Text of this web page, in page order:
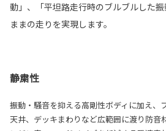
動」、「平坦路走行時のブルブルした
ままの走りを実現します。
静粛性
振動・騒音を抑える高剛性ボディに加え、
天井、デッキまわりなど広範囲に渡り防音